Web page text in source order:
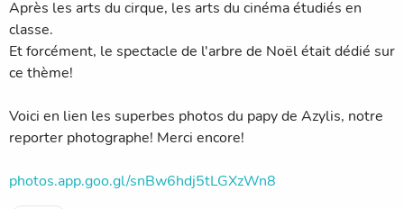
Après les arts du cirque, les arts du cinéma étudiés en
classe.
Et forcément, le spectacle de l'arbre de Noël était dédié sur
ce thème!
Voici en lien les superbes photos du papy de Azylis, notre
reporter photographe! Merci encore!
photos.app.goo.gl/snBw6hdj5tLGXzWn8